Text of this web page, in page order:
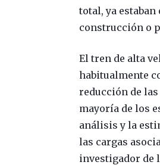
total, ya
construcción o
El tren de alta
habitualmente
reducción de
mayoría de los
análisis y la
las cargas
investigador de